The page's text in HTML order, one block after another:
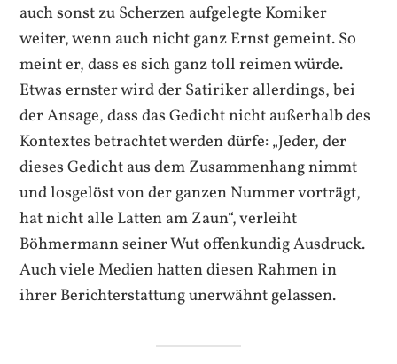
auch sonst zu Scherzen aufgelegte Komiker
weiter, wenn auch nicht ganz Ernst gemeint. So
meint er, dass es sich ganz toll reimen würde.
Etwas ernster wird der Satiriker allerdings, bei
der Ansage, dass das Gedicht nicht außerhalb des
Kontextes betrachtet werden dürfe: „Jeder, der
dieses Gedicht aus dem Zusammenhang nimmt
und losgelöst von der ganzen Nummer vorträgt,
hat nicht alle Latten am Zaun“, verleiht
Böhmermann seiner Wut offenkundig Ausdruck.
Auch viele Medien hatten diesen Rahmen in
ihrer Berichterstattung unerwähnt gelassen.